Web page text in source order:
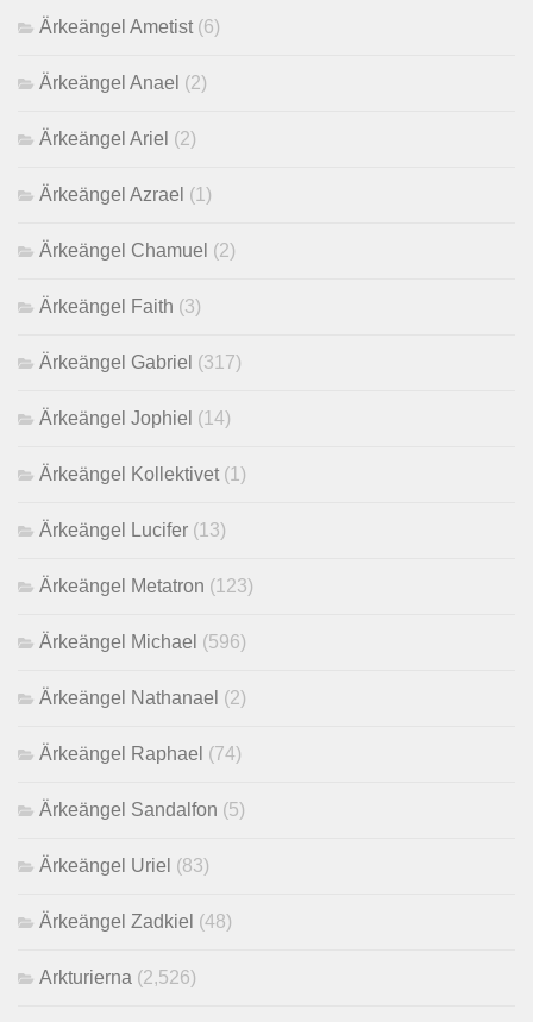
Ärkeängel Ametist (6)
Ärkeängel Anael (2)
Ärkeängel Ariel (2)
Ärkeängel Azrael (1)
Ärkeängel Chamuel (2)
Ärkeängel Faith (3)
Ärkeängel Gabriel (317)
Ärkeängel Jophiel (14)
Ärkeängel Kollektivet (1)
Ärkeängel Lucifer (13)
Ärkeängel Metatron (123)
Ärkeängel Michael (596)
Ärkeängel Nathanael (2)
Ärkeängel Raphael (74)
Ärkeängel Sandalfon (5)
Ärkeängel Uriel (83)
Ärkeängel Zadkiel (48)
Arkturierna (2,526)